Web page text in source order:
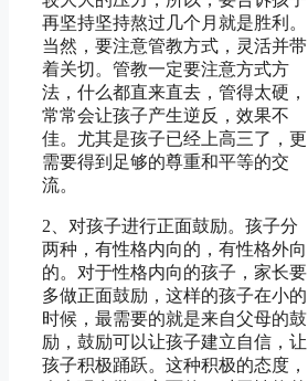
再坚持坚持熬过几个月就是胜利。
当然，要注意管教方式，灵活并带
着关切。管教一定要注意方式方
法，什么都直来直去，管得太硬，
常常会让孩子产生逆反，效果不
佳。尤其是孩子已经上高三了，更
需要得到足够的尊重和平等的交
流。
2、对孩子进行正面鼓励。孩子分
两种，有性格内向的，有性格外向
的。对于性格内向的孩子，家长要
多做正面鼓励，这样的孩子在小的
时候，最需要的就是来自父母的鼓
励，鼓励可以让孩子建立自信，让
孩子积极踊跃。这种积极的态度，